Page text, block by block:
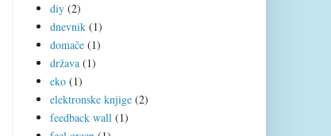
diy (2)
dnevnik (1)
domače (1)
država (1)
eko (1)
elektronske knjige (2)
feedback wall (1)